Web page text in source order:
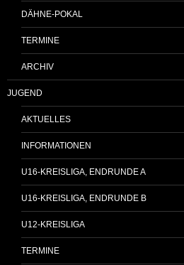
DÄHNE-POKAL
TERMINE
ARCHIV
JUGEND
AKTUELLES
INFORMATIONEN
U16-KREISLIGA, ENDRUNDE A
U16-KREISLIGA, ENDRUNDE B
U12-KREISLIGA
TERMINE